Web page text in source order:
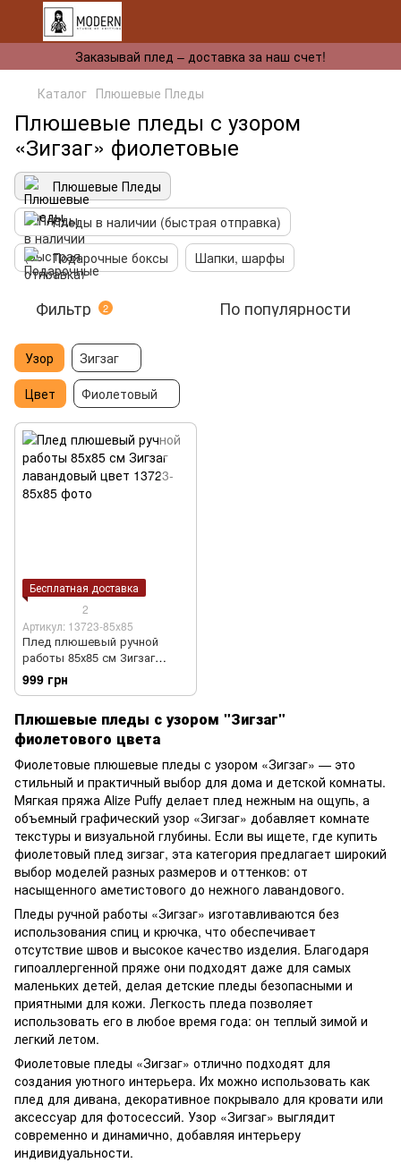
Заказывай плед – доставка за наш счет!
Каталог Плюшевые Пледы
Плюшевые пледы с узором
«Зигзаг» фиолетовые
Плюшевые Пледы
Пледы в наличии (быстрая отправка)
Подарочные боксы
Шапки, шарфы
Фильтр 2 По популярности
Узор
Зигзаг
Цвет
Фиолетовый
Бесплатная доставка
2
Артикул: 13723-85х85
Плед плюшевый ручной
работы 85х85 см Зигзаг
лавандовый цвет
999 грн
Плюшевые пледы с узором "Зигзаг"
фиолетового цвета
Фиолетовые плюшевые пледы с узором «Зигзаг» — это
стильный и практичный выбор для дома и детской комнаты.
Мягкая пряжа Alize Puffy делает плед нежным на ощупь, а
объемный графический узор «Зигзаг» добавляет комнате
текстуры и визуальной глубины. Если вы ищете, где купить
фиолетовый плед зигзаг, эта категория предлагает широкий
выбор моделей разных размеров и оттенков: от
насыщенного аметистового до нежного лавандового.
Пледы ручной работы «Зигзаг» изготавливаются без
использования спиц и крючка, что обеспечивает
отсутствие швов и высокое качество изделия. Благодаря
гипоаллергенной пряже они подходят даже для самых
маленьких детей, делая детские пледы безопасными и
приятными для кожи. Легкость пледа позволяет
использовать его в любое время года: он теплый зимой и
легкий летом.
Фиолетовые пледы «Зигзаг» отлично подходят для
создания уютного интерьера. Их можно использовать как
плед для дивана, декоративное покрывало для кровати или
аксессуар для фотосессий. Узор «Зигзаг» выглядит
современно и динамично, добавляя интерьеру
индивидуальности.